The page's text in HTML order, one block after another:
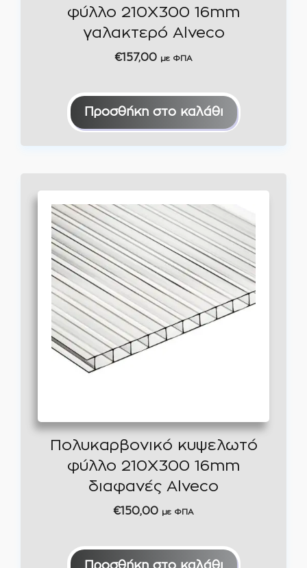
φύλλο 210Χ300 16mm
γαλακτερό Alveco
€157,00 με ΦΠΑ
Προσθήκη στο καλάθι
Πολυκαρβονικό κυψελωτό
φύλλο 210Χ300 16mm
διαφανές Alveco
€150,00 με ΦΠΑ